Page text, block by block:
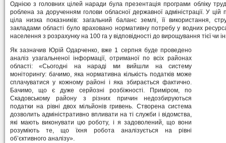
Однією з головних цілей наради була презентація програми обліку
роблена за дорученням голови обласної державної адміністрації. У цій
ціла низка показників: загальний баланс землі, її використання,
закладами області було враховано нормативну потребу у водних
населення з розрахунку на 100 га у відповідності до вирощування тієї чи
Як зазначив Юрій Одарченко, вже 1 серпня буде проведено
аналіз узагальненої інформації, отриманої по всіх районах
області: «Сьогодні на нараді ми вийшли на систему
моніторингу: бачимо, яка нормативна кількість податків може
сплачуватися у кожному районі і яка збирається фактично.
Бачимо, що є дуже серйозні розбіжності. Приміром, по
Скадовському району з різних причин недозбируються
податки на рівні двох мільйонів гривень. Створена система
дозволить адміністративно впливати на ті служби і відомства,
які мають виконувати цю роботу, і я задоволений, що вони
розуміють те, що їхня робота аналізується на рівні
об’єктивного аналізу».